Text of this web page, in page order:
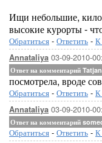
Ищи небольшие,
высокие курорты -
Обратиться - Ответить - К
Annataliya 03-09-2010-
Ответ на комментарий
посмотрела, вроде
Обратиться - Ответить - К
Annataliya 03-09-2010-
Ответ на комментарий
Обратиться - Ответить - К